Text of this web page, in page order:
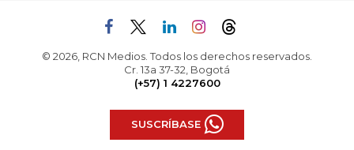
© 2026, RCN Medios. Todos los derechos reservados.
Cr. 13a 37-32, Bogotá
(+57) 1 4227600
SUSCRÍBASE